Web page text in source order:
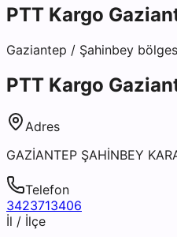
PTT Kargo
Gaziantep / Şahinbey
PTT Kargo
Adres
GAZİANTEP ŞAHİNBEY
Telefon
3423713406
İl / İlçe